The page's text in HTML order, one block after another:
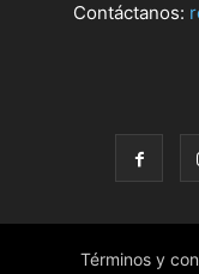
Contáctanos:
Términos y